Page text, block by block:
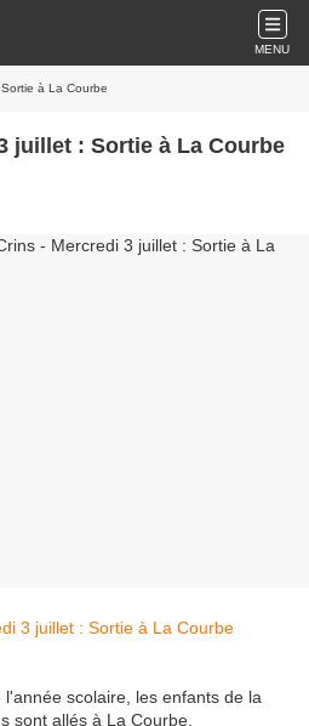
MENU
à La Courbe
juillet : Sortie à La Courbe
scolaire, les enfants de la
sont allés à La Courbe.